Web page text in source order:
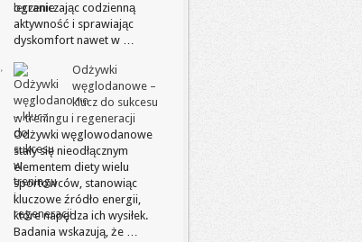
ograniczając codzienną
aktywność i sprawiając
dyskomfort nawet w …
Odżywki
węglodanowe –
klucz do sukcesu
w treningu i regeneracji
Odżywki węglowodanowe
stały się nieodłącznym
elementem diety wielu
sportowców, stanowiąc
kluczowe źródło energii,
które napędza ich wysiłek.
Badania wskazują, że …